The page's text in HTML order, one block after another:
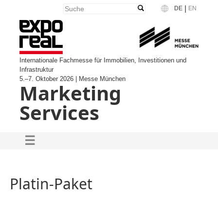
DE EN
Internationale Fachmesse für Immobilien, Investitionen und
Infrastruktur
5.–7. Oktober 2026 | Messe München
Marketing
Services
Platin-Paket